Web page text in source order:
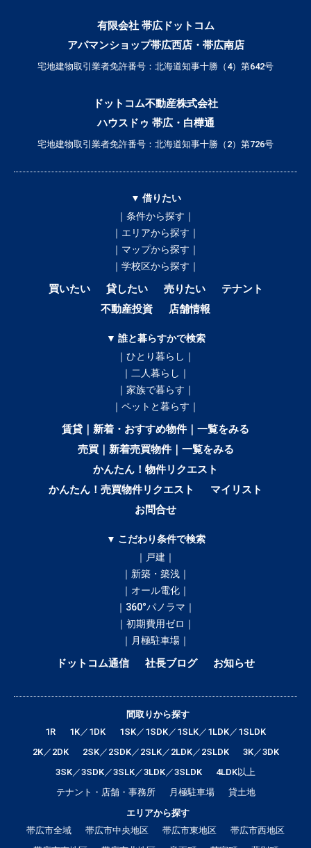
有限会社 帯広ドットコム
アパマンショップ帯広西店・帯広南店
宅地建物取引業者免許番号：北海道知事十勝（4）第642号
ドットコム不動産株式会社
ハウスドゥ 帯広・白樺通
宅地建物取引業者免許番号：北海道知事十勝（2）第726号
▼ 借りたい
｜条件から探す｜
｜エリアから探す｜
｜マップから探す｜
｜学校区から探す｜
買いたい 貸したい 売りたい
テナント
不動産投資
店舗情報
▼ 誰と暮らすかで検索
｜ひとり暮らし｜
｜二人暮らし｜
｜家族で暮らす｜
｜ペットと暮らす｜
賃貸｜新着・おすすめ物件｜一覧をみる
売買｜新着売買物件｜一覧をみる
かんたん！物件リクエスト
かんたん！売買物件リクエスト
マイリスト
お問合せ
▼ こだわり条件で検索
｜戸建｜
｜新築・築浅｜
｜オール電化｜
｜360°パノラマ｜
｜初期費用ゼロ｜
｜月極駐車場｜
ドットコム通信 社長ブログ お知らせ
間取りから探す
1R
1K／1DK
1SK／1SDK／1SLK／1LDK／1SLDK
2K／2DK
2SK／2SDK／2SLK／2LDK／2SLDK
3K／3DK
3SK／3SDK／3SLK／3LDK／3SLDK
4LDK以上
テナント・店舗・事務所
月極駐車場
貸土地
エリアから探す
帯広市全域
帯広市中央地区 帯広市東地区
帯広市西地区